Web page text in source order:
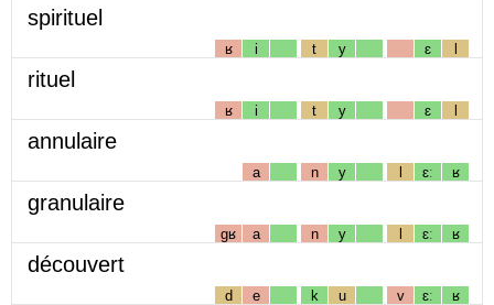
spirituel
ʁ i t y ɛ l
rituel
ʁ i t y ɛ l
annulaire
a n y l ɛː ʁ
granulaire
gʁ a n y l ɛː ʁ
découvert
d e k u v ɛː ʁ